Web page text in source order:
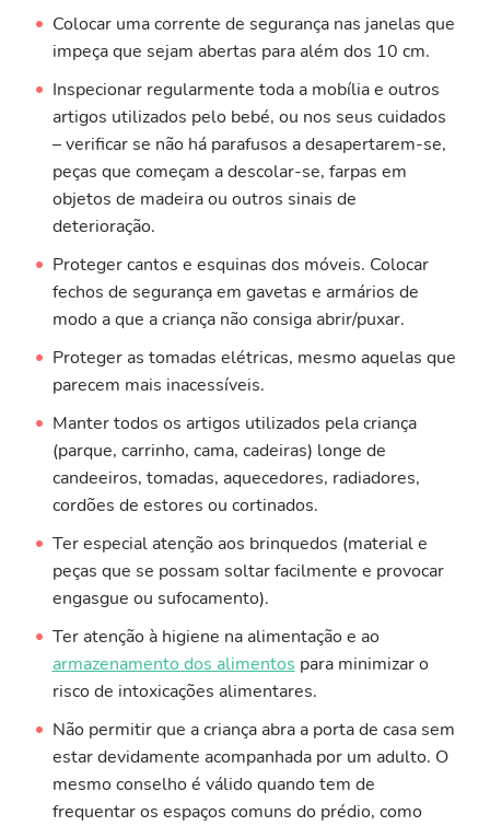
Colocar uma corrente de segurança nas janelas que
impeça que sejam abertas para além dos 10 cm.
Inspecionar regularmente toda a mobília e outros
artigos utilizados pelo bebé, ou nos seus cuidados
– verificar se não há parafusos a desapertarem-se,
peças que começam a descolar-se, farpas em
objetos de madeira ou outros sinais de
deterioração.
Proteger cantos e esquinas dos móveis. Colocar
fechos de segurança em gavetas e armários de
modo a que a criança não consiga abrir/puxar.
Proteger as tomadas elétricas, mesmo aquelas que
parecem mais inacessíveis.
Manter todos os artigos utilizados pela criança
(parque, carrinho, cama, cadeiras) longe de
candeeiros, tomadas, aquecedores, radiadores,
cordões de estores ou cortinados.
Ter especial atenção aos brinquedos (material e
peças que se possam soltar facilmente e provocar
engasgue ou sufocamento).
Ter atenção à higiene na alimentação e ao
armazenamento dos alimentos para minimizar o
risco de intoxicações alimentares.
Não permitir que a criança abra a porta de casa sem
estar devidamente acompanhada por um adulto. O
mesmo conselho é válido quando tem de
frequentar os espaços comuns do prédio, como